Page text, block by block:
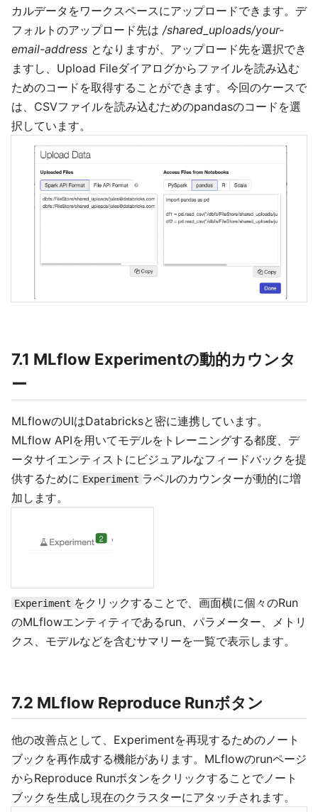
カルデータをワークスペースにアップロードできます。デ
フォルトのアップロード先は /shared_uploads/your-
email-address となりますが、アップロード先を選択でき
ますし、Upload Fileダイアログからファイルを読み込む
ためのコードを取得することができます。今回のケースで
は、CSVファイルを読み込むためのpandasのコードを選
択しています。
7.1 MLflow Experimentの動的カウンタ
ー
MLflowのUIはDatabricksと密に連携しています。
MLflow APIを用いてモデルをトレーニングする都度、デ
ータサイエンティストにビジュアルなフィードバックを提
供するために Experiment ラベルのカウンターが動的に増
加します。
Experiment をクリックすることで、画面横に個々のRun
のMLflowエンティティであるrun、パラメーター、メトリ
クス、モデルなどを含むサマリーを一覧で表示します。
7.2 MLflow Reproduce Runボタン
他の改善点として、Experimentを再現するためのノート
ブックを再作成する機能があります。MLflowのrunページ
からReproduce Runボタンをクリックすることでノート
ブックを生成し現在のクラスターにアタッチされます。